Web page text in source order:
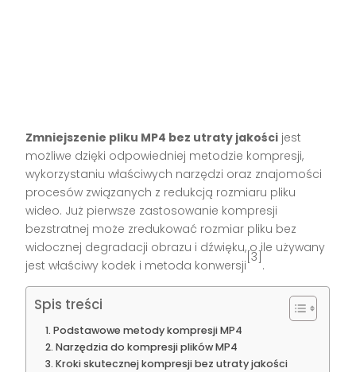
Zmniejszenie pliku MP4 bez utraty jakości jest
możliwe dzięki odpowiedniej metodzie kompresji,
wykorzystaniu właściwych narzędzi oraz znajomości
procesów związanych z redukcją rozmiaru pliku
wideo. Już pierwsze zastosowanie kompresji
bezstratnej może zredukować rozmiar pliku bez
widocznej degradacji obrazu i dźwięku, o ile używany
jest właściwy kodek i metoda konwersji
[3]
.
Spis treści
Podstawowe metody kompresji MP4
Narzędzia do kompresji plików MP4
Kroki skutecznej kompresji bez utraty jakości